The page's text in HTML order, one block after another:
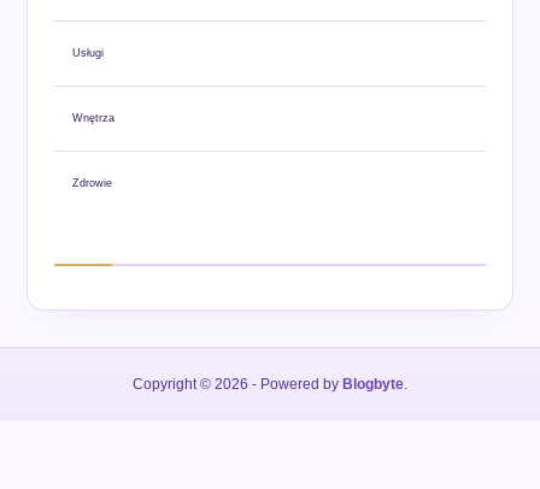
Usługi
Wnętrza
Zdrowie
Copyright © 2026 - Powered by Blogbyte.